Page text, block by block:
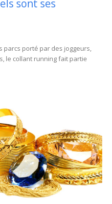
sont ses
parcs porté par des joggeurs,
le collant running fait partie